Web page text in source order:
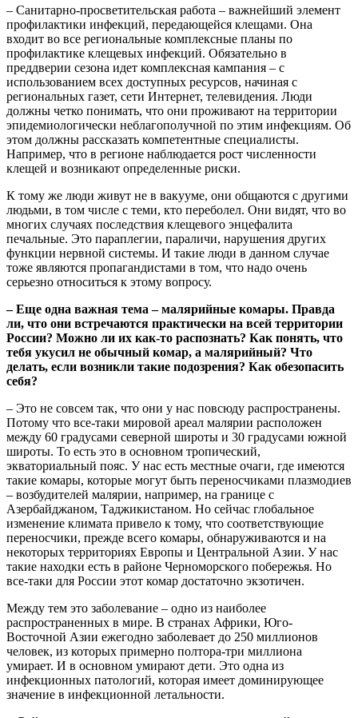
– Санитарно-просветительская работа – важнейший элемент
профилактики инфекций, передающейся клещами. Она
входит во все региональные комплексные планы по
профилактике клещевых инфекций. Обязательно в
преддверии сезона идет комплексная кампания – с
использованием всех доступных ресурсов, начиная с
региональных газет, сети Интернет, телевидения. Люди
должны четко понимать, что они проживают на территории
эпидемиологически неблагополучной по этим инфекциям. Об
этом должны рассказать компетентные специалисты.
Например, что в регионе наблюдается рост численности
клещей и возникают определенные риски.
К тому же люди живут не в вакууме, они общаются с другими
людьми, в том числе с теми, кто переболел. Они видят, что во
многих случаях последствия клещевого энцефалита
печальные. Это параплегии, параличи, нарушения других
функции нервной системы. И такие люди в данном случае
тоже являются пропагандистами в том, что надо очень
серьезно относиться к этому вопросу.
– Еще одна важная тема – малярийные комары. Правда
ли, что они встречаются практически на всей территории
России? Можно ли их как-то распознать? Как понять, что
тебя укусил не обычный комар, а малярийный? Что
делать, если возникли такие подозрения? Как обезопасить
себя?
– Это не совсем так, что они у нас повсюду распространены.
Потому что все-таки мировой ареал малярии расположен
между 60 градусами северной широты и 30 градусами южной
широты. То есть это в основном тропический,
экваториальный пояс. У нас есть местные очаги, где имеются
такие комары, которые могут быть переносчиками плазмодиев
– возбудителей малярии, например, на границе с
Азербайджаном, Таджикистаном. Но сейчас глобальное
изменение климата привело к тому, что соответствующие
переносчики, прежде всего комары, обнаруживаются и на
некоторых территориях Европы и Центральной Азии. У нас
такие находки есть в районе Черноморского побережья. Но
все-таки для России этот комар достаточно экзотичен.
Между тем это заболевание – одно из наиболее
распространенных в мире. В странах Африки, Юго-
Восточной Азии ежегодно заболевает до 250 миллионов
человек, из которых примерно полтора-три миллиона
умирает. И в основном умирают дети. Это одна из
инфекционных патологий, которая имеет доминирующее
значение в инфекционной летальности.